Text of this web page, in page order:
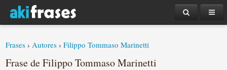
Frases ›Autores ›Filippo Tommaso Marinetti
Frase de Filippo Tommaso Marinetti